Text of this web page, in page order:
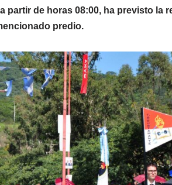
partir de horas 08:00, ha previsto la
predio.